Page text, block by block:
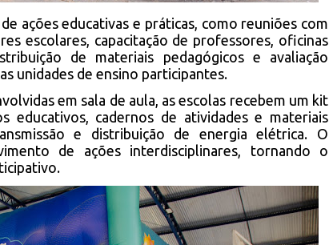
ações educativas e práticas, como reuniões com
escolares, capacitação de professores, oficinas
de materiais pedagógicos e avaliação
unidades de ensino participantes.
em sala de aula, as escolas recebem um kit
educativos, cadernos de atividades e materiais
e distribuição de energia elétrica. O
de ações interdisciplinares, tornando o